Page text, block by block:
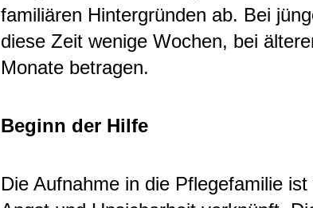
familiären Hintergründen ab. Bei
diese Zeit wenige Wochen, bei
Monate betragen.
Beginn der Hilfe
Die Aufnahme in die Pflegefamilie